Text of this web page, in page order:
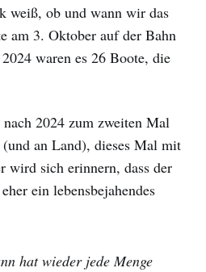
weiß, ob und wann wir das
am 3. Oktober auf der Bahn
waren es 26 Boote, die
2024 zum zweiten Mal
an Land), dieses Mal mit
wird sich erinnern, dass der
ein lebensbejahendes
hat wieder jede Menge